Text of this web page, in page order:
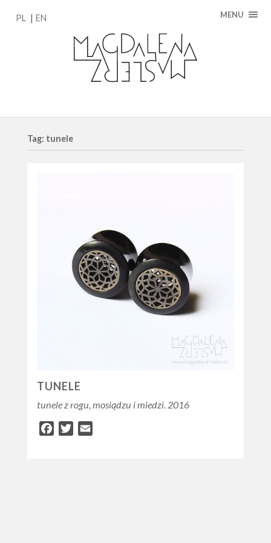
MENU
PL EN
Tag: tunele
TUNELE
tunele z rogu, mosiądzu i miedzi. 2016
Facebook
Twitter